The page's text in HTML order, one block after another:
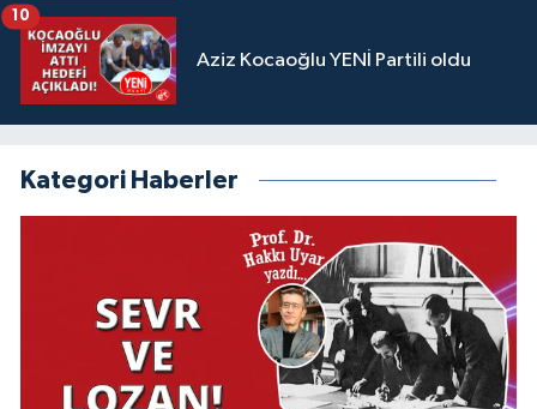
Aziz Kocaoğlu YENİ Partili oldu
10
Kategori Haberler